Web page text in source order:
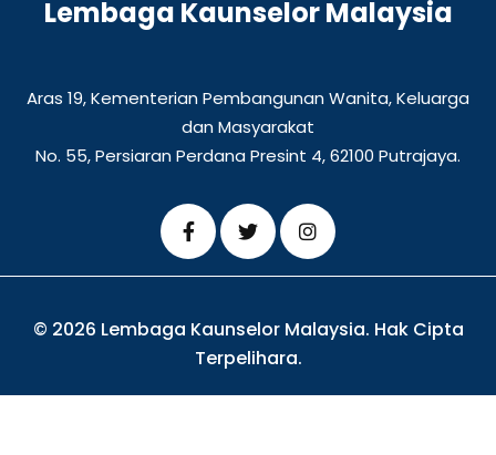
Lembaga Kaunselor Malaysia
Aras 19, Kementerian Pembangunan Wanita, Keluarga
dan Masyarakat
No. 55, Persiaran Perdana Presint 4, 62100 Putrajaya.
© 2026 Lembaga Kaunselor Malaysia. Hak Cipta
Terpelihara.